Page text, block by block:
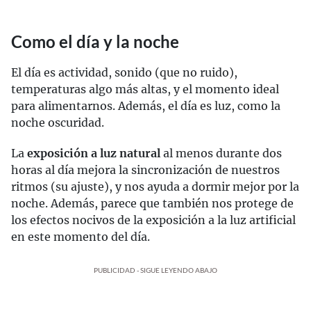
Como el día y la noche
El día es actividad, sonido (que no ruido),
temperaturas algo más altas, y el momento ideal
para alimentarnos. Además, el día es luz, como la
noche oscuridad.
La exposición a luz natural al menos durante dos
horas al día mejora la sincronización de nuestros
ritmos (su ajuste), y nos ayuda a dormir mejor por la
noche. Además, parece que también nos protege de
los efectos nocivos de la exposición a la luz artificial
en este momento del día.
PUBLICIDAD - SIGUE LEYENDO ABAJO